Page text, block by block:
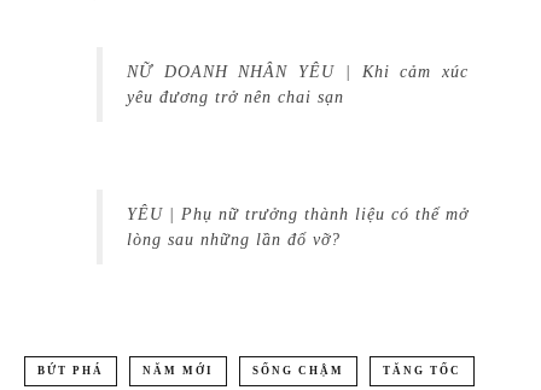
NỮ DOANH NHÂN YÊU | Khi cảm xúc
yêu đương trở nên chai sạn
YÊU | Phụ nữ trưởng thành liệu có thể mở
lòng sau những lần đổ vỡ?
BỨT PHÁ NĂM MỚI SỐNG CHẬM TĂNG TỐC